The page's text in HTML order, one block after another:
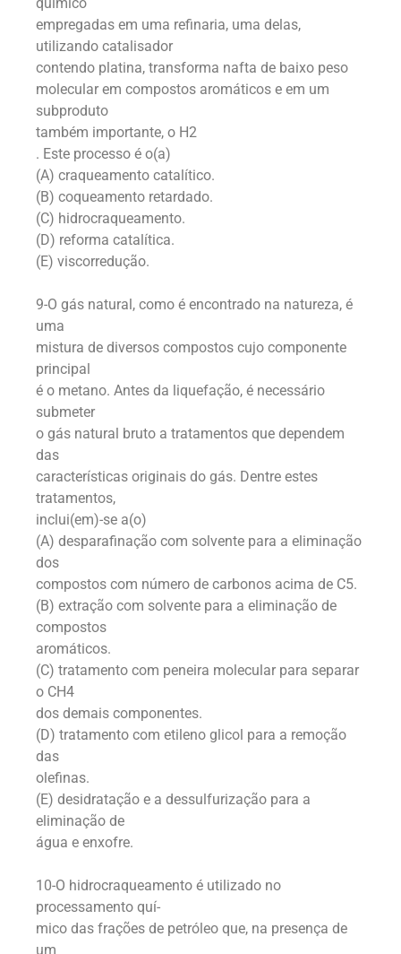
empregadas em uma refinaria, uma delas,
utilizando catalisador
contendo platina, transforma nafta de baixo peso
molecular em compostos aromáticos e em um
subproduto
também importante, o H2
. Este processo é o(a)
(A) craqueamento catalítico.
(B) coqueamento retardado.
(C) hidrocraqueamento.
(D) reforma catalítica.
(E) viscorredução.
9-O gás natural, como é encontrado na natureza, é
uma
mistura de diversos compostos cujo componente
principal
é o metano. Antes da liquefação, é necessário
submeter
o gás natural bruto a tratamentos que dependem
das
características originais do gás. Dentre estes
tratamentos,
inclui(em)-se a(o)
(A) desparafinação com solvente para a eliminação
dos
compostos com número de carbonos acima de C5.
(B) extração com solvente para a eliminação de
compostos
aromáticos.
(C) tratamento com peneira molecular para separar
o CH4
dos demais componentes.
(D) tratamento com etileno glicol para a remoção
das
olefinas.
(E) desidratação e a dessulfurização para a
eliminação de
água e enxofre.
10-O hidrocraqueamento é utilizado no
processamento quí-
mico das frações de petróleo que, na presença de
um